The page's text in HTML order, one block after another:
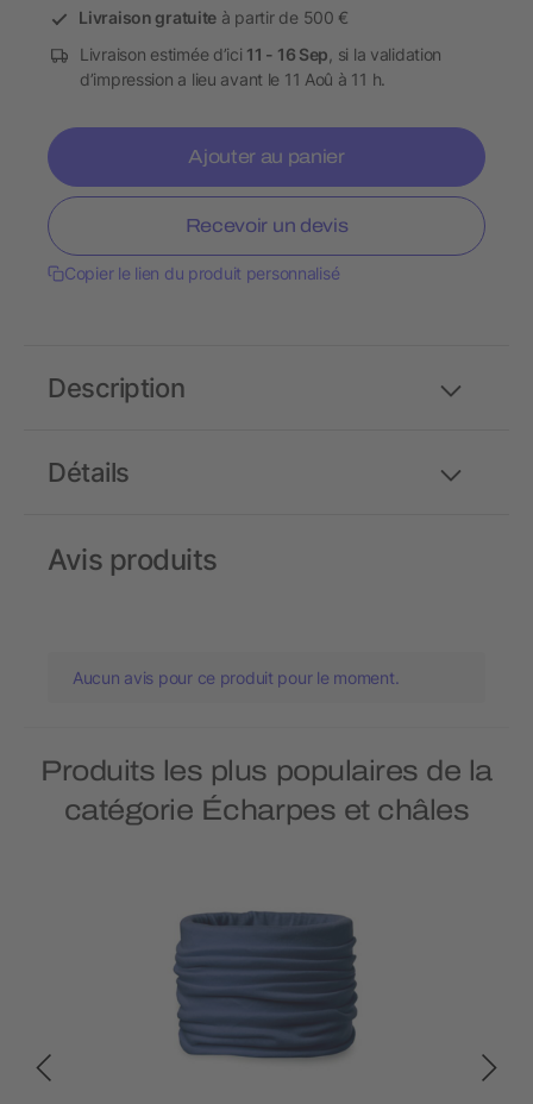
Livraison gratuite à partir de 500 €
Livraison estimée d’ici 11 - 16 Sep , si la validation
d’impression a lieu avant le 11 Aoû à 11 h.
Ajouter au panier
Recevoir un devis
Copier le lien du produit personnalisé
Détails
Description
Avis produits
Aucun avis pour ce produit pour le moment.
Produits les plus populaires de la
catégorie Écharpes et châles